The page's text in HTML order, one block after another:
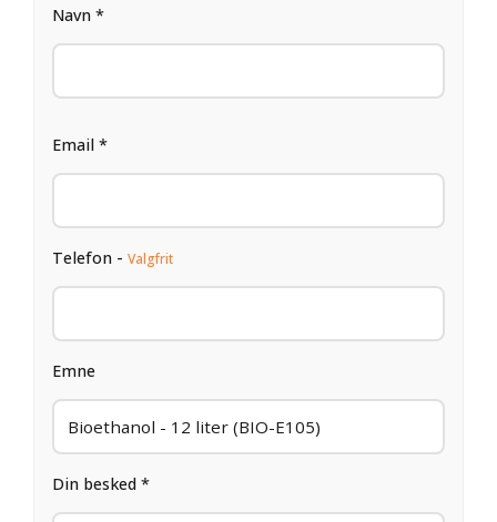
Navn *
Email *
Telefon - Valgfrit
Emne
Din besked *